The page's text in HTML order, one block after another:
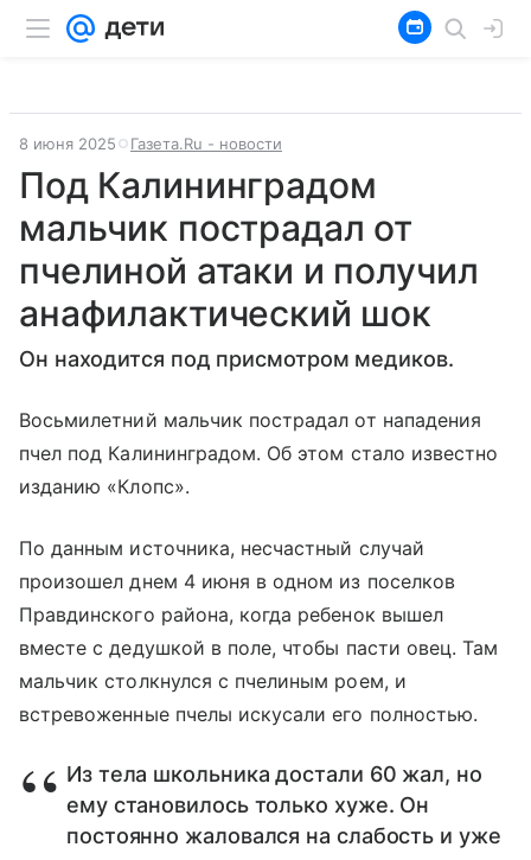
8 июня 2025 Газета.Ru - новости
Под Калининградом
мальчик пострадал от
пчелиной атаки и получил
анафилактический шок
Он находится под присмотром медиков.
Восьмилетний мальчик пострадал от нападения
пчел под Калининградом. Об этом стало известно
изданию «Клопс».
По данным источника, несчастный случай
произошел днем 4 июня в одном из поселков
Правдинского района, когда ребенок вышел
вместе с дедушкой в поле, чтобы пасти овец. Там
мальчик столкнулся с пчелиным роем, и
встревоженные пчелы искусали его полностью.
Из тела школьника достали 60 жал, но
ему становилось только хуже. Он
постоянно жаловался на слабость и уже